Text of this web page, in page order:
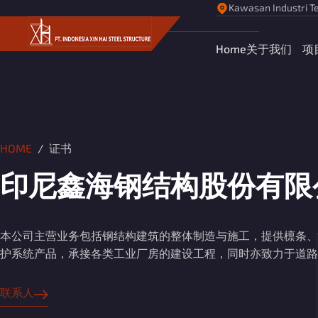
Kawasan Industri
Home关于我们 项
HOME 证书
印尼鑫海钢结构股份有
本公司主营业务包括钢结构建筑的整体制造与施工，提供檩条
护系统产品，承接各类工业厂房的建设工程，同时亦致力于道
联系人